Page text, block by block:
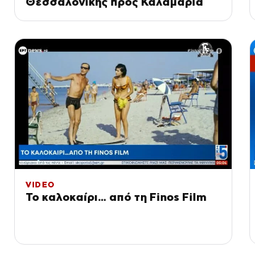
VIDEO
Το καλοκαίρι… από τη Finos Film